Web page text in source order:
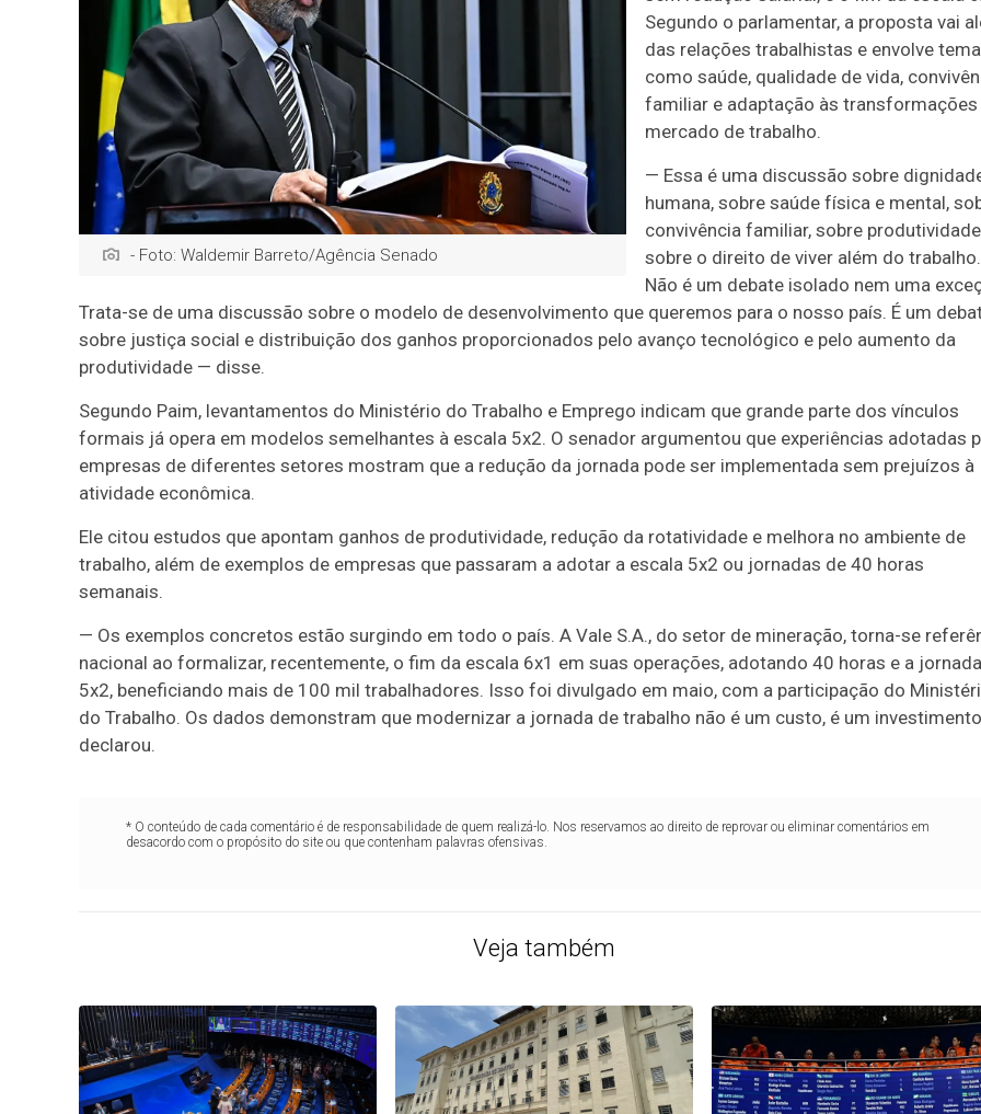
- Foto: Waldemir Barreto/Agência Senado
Segundo o parlamentar, a proposta vai
das relações trabalhistas e envolve
como saúde, qualidade de vida,
familiar e adaptação às
mercado de trabalho.
— Essa é uma discussão sobre
humana, sobre saúde física e mental,
convivência familiar, sobre
sobre o direito de viver além do trabalho.
Não é um debate isolado nem uma
Trata-se de uma discussão sobre o modelo de desenvolvimento que queremos para o nosso país. É um
sobre justiça social e distribuição dos ganhos proporcionados pelo avanço tecnológico e pelo aumento da
produtividade — disse.
Segundo Paim, levantamentos do Ministério do Trabalho e Emprego indicam que grande parte dos vínculos
formais já opera em modelos semelhantes à escala 5x2. O senador argumentou que experiências adotadas
empresas de diferentes setores mostram que a redução da jornada pode ser implementada sem prejuízos à
atividade econômica.
Ele citou estudos que apontam ganhos de produtividade, redução da rotatividade e melhora no ambiente de
trabalho, além de exemplos de empresas que passaram a adotar a escala 5x2 ou jornadas de 40 horas
semanais.
— Os exemplos concretos estão surgindo em todo o país. A Vale S.A., do setor de mineração, torna-se
nacional ao formalizar, recentemente, o fim da escala 6x1 em suas operações, adotando 40 horas e a
5x2, beneficiando mais de 100 mil trabalhadores. Isso foi divulgado em maio, com a participação do
do Trabalho. Os dados demonstram que modernizar a jornada de trabalho não é um custo, é um
declarou.
* O conteúdo de cada comentário é de responsabilidade de quem realizá-lo. Nos reservamos ao direito de reprovar ou eliminar comentários em
desacordo com o propósito do site ou que contenham palavras ofensivas.
Veja também